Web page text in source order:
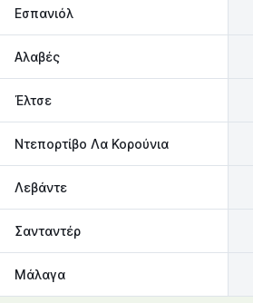
Εσπανιόλ
Αλαβές
Έλτσε
Ντεπορτίβο Λα Κορούνια
Λεβάντε
Σανταντέρ
Μάλαγα